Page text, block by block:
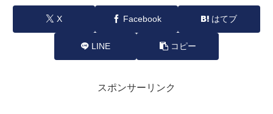
X Facebook はてブ
LINE コピー
スポンサーリンク